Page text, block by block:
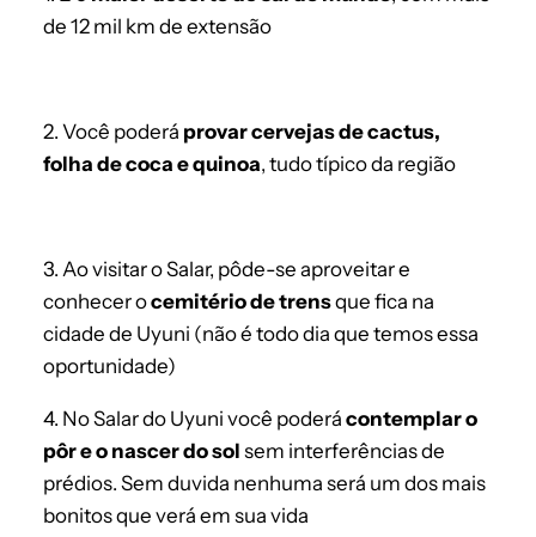
de 12 mil km de extensão
2. Você poderá provar cervejas de cactus,
folha de coca e quinoa, tudo típico da região
3. Ao visitar o Salar, pôde-se aproveitar e
conhecer ocemitério de trensque fica na
cidade de Uyuni (não é todo dia que temos essa
oportunidade)
4. No Salar do Uyuni você poderá contemplar o
pôr e o nascer do sol sem interferências de
prédios. Sem duvida nenhuma será um dos mais
bonitos que verá em sua vida